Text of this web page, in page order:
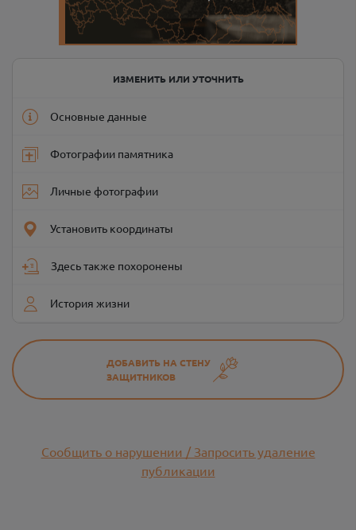
ИЗМЕНИТЬ ИЛИ УТОЧНИТЬ
Основные данные
Фотографии памятника
Личные фотографии
Установить координаты
Здесь также похоронены
История жизни
ДОБАВИТЬ НА СТЕНУ
ЗАЩИТНИКОВ
Сообщить о нарушении / Запросить удаление
публикации